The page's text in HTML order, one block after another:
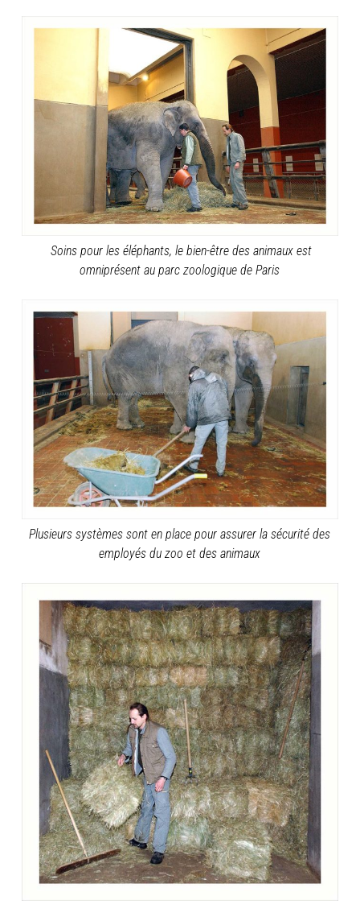
Soins pour les éléphants, le bien-être des animaux est
omniprésent au parc zoologique de Paris
Plusieurs systèmes sont en place pour assurer la sécurité des
employés du zoo et des animaux